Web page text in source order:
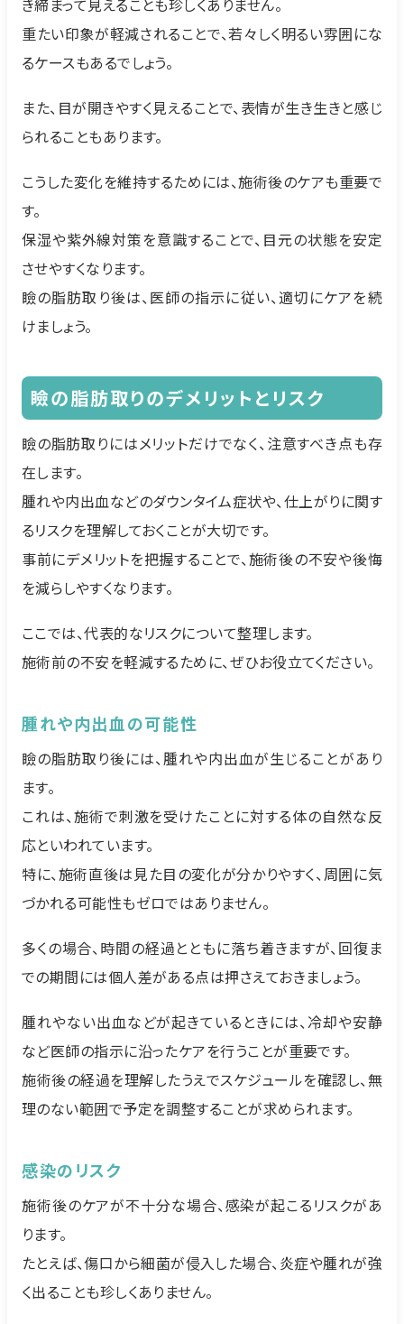
き締まって見えることも珍しくありません。
重たい印象が軽減されることで、若々しく明るい雰囲にな
るケースもあるでしょう。
また、目が開きやすく見えることで、表情が生き生きと感じ
られることもあります。
こうした変化を維持するためには、施術後のケアも重要で
す。
保湿や紫外線対策を意識することで、目元の状態を安定
させやすくなります。
瞼の脂肪取り後は、医師の指示に従い、適切にケアを続
けましょう。
瞼の脂肪取りのデメリットとリスク
瞼の脂肪取りにはメリットだけでなく、注意すべき点も存
在します。
腫れや内出血などのダウンタイム症状や、仕上がりに関す
るリスクを理解しておくことが大切です。
事前にデメリットを把握することで、施術後の不安や後悔
を減らしやすくなります。
ここでは、代表的なリスクについて整理します。
施術前の不安を軽減するために、ぜひお役立てください。
腫れや内出血の可能性
瞼の脂肪取り後には、腫れや内出血が生じることがあり
ます。
これは、施術で刺激を受けたことに対する体の自然な反
応といわれています。
特に、施術直後は見た目の変化が分かりやすく、周囲に気
づかれる可能性もゼロではありません。
多くの場合、時間の経過とともに落ち着きますが、回復ま
での期間には個人差がある点は押さえておきましょう。
腫れやない出血などが起きているときには、冷却や安静
など医師の指示に沿ったケアを行うことが重要です。
施術後の経過を理解したうえでスケジュールを確認し、無
理のない範囲で予定を調整することが求められます。
感染のリスク
施術後のケアが不十分な場合、感染が起こるリスクがあ
ります。
たとえば、傷口から細菌が侵入した場合、炎症や腫れが強
く出ることも珍しくありません。